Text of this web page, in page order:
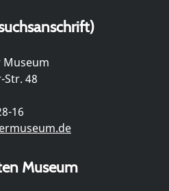
Museum
Str. 48
16
Museum